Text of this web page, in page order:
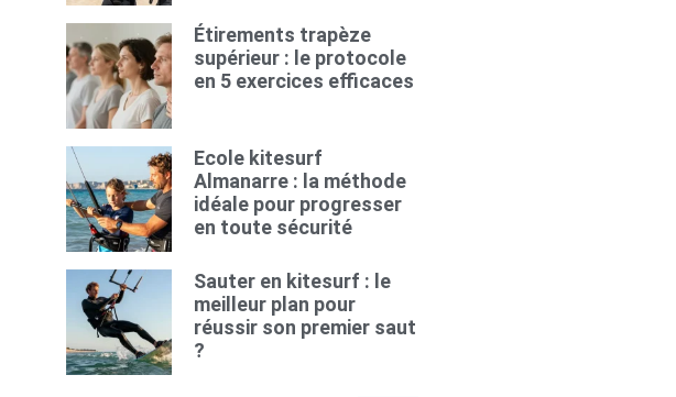
Étirements trapèze
supérieur : le protocole
en 5 exercices efficaces
Ecole kitesurf
Almanarre : la méthode
idéale pour progresser
en toute sécurité
Sauter en kitesurf : le
meilleur plan pour
réussir son premier saut
?